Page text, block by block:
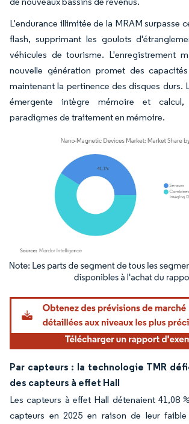
L'endurance illimitée de la MRAM surpasse
flash, supprimant les goulots
véhicules de tourisme. L'enregistrement
nouvelle génération promet des
maintenant la pertinence des disques durs.
émergente intègre mémoire et calcul,
paradigmes de traitement en mémoire.
Image © Mordor Intelligence. La réutilisation nécessite
Par capteurs : la technologie TMR
des capteurs à effet Hall
Les capteurs à effet Hall détenaient 41,08
capteurs en 2025 en raison de leur